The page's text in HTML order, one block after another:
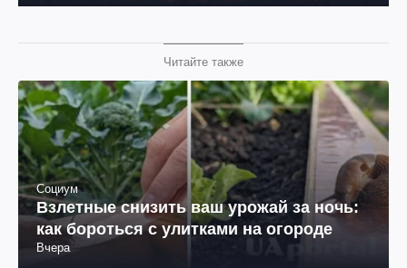
Читайте также
Социум
Взлетные снизить ваш урожай за ночь:
как бороться с улитками на огороде
Вчера